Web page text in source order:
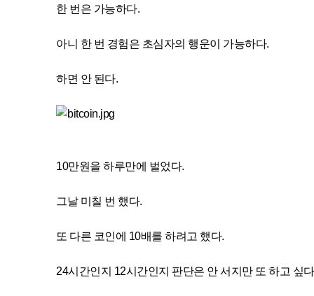
한 번은 가능하다.
아니 한 번 경험은 초심자의 행운이 가능하다.
하면 안 된다.
10만원을 하루만에 벌었다.
그날 미칠 번 했다.
또 다른 코인에 10배를 하려고 했다.
24시간인지 12시간인지 판단은 안 서지만 또 하고 싶